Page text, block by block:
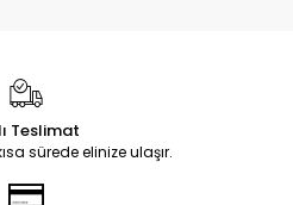
Teslimat
sürede elinize ulaşır.